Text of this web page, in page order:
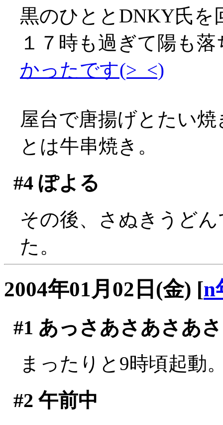
黒のひととDNKY氏を
１７時も過ぎて陽も
かったです(>_<)
屋台で唐揚げとたい
とは牛串焼き。
#4ぽよる
その後、さぬきうど
た。
2004年01月02日(金) [n
#1 あっさあさあさあ
まったりと9時頃起動
#2 午前中